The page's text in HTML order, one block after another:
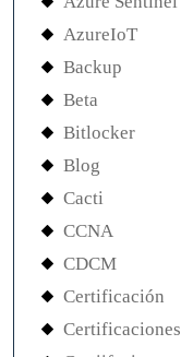
AzureIoT
Backup
Beta
Bitlocker
Blog
Cacti
CCNA
CDCM
Certificación
Certificaciones